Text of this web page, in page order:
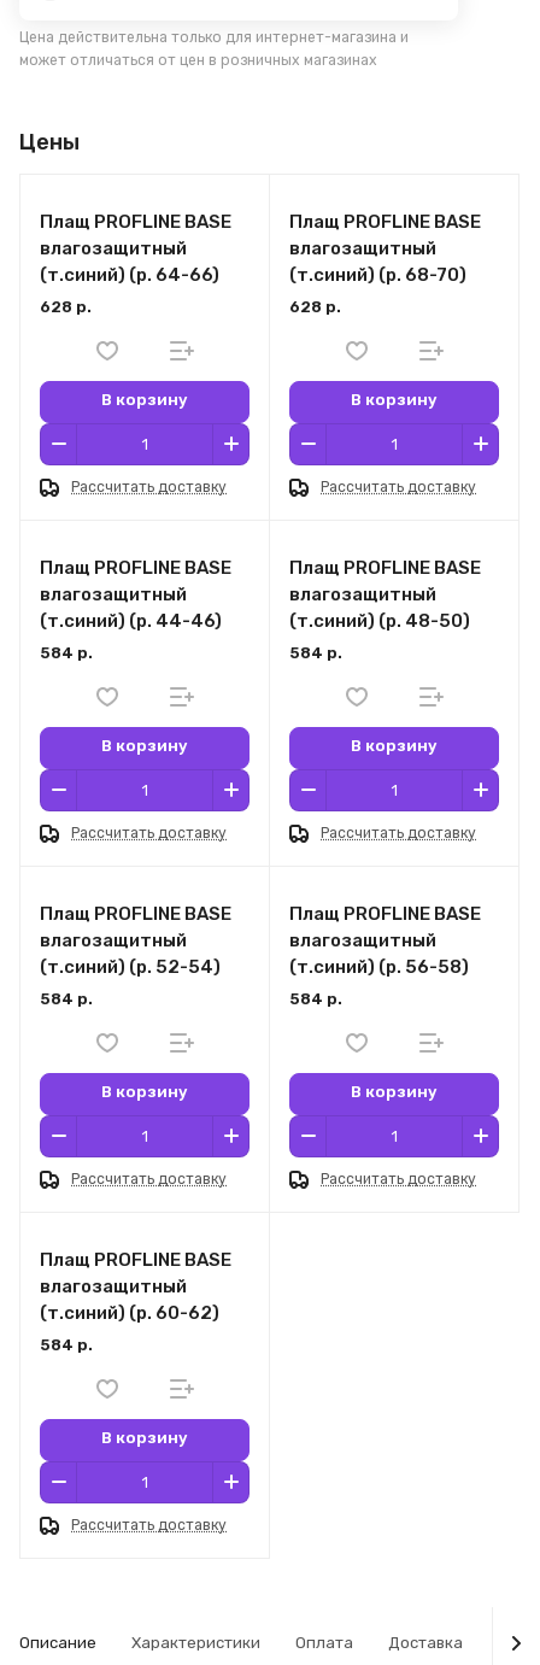
Цена действительна только для интернет-магазина и
может отличаться от цен в розничных магазинах
Цены
Плащ PROFLINE BASE
влагозащитный
(т.синий) (р. 64-66)
628 р.
В корзину
Рассчитать доставку
Плащ PROFLINE BASE
влагозащитный
(т.синий) (р. 68-70)
628 р.
В корзину
Рассчитать доставку
Плащ PROFLINE BASE
влагозащитный
(т.синий) (р. 44-46)
584 р.
В корзину
Рассчитать доставку
Плащ PROFLINE BASE
влагозащитный
(т.синий) (р. 48-50)
584 р.
В корзину
Рассчитать доставку
Плащ PROFLINE BASE
влагозащитный
(т.синий) (р. 52-54)
584 р.
В корзину
Рассчитать доставку
Плащ PROFLINE BASE
влагозащитный
(т.синий) (р. 56-58)
584 р.
В корзину
Рассчитать доставку
Плащ PROFLINE BASE
влагозащитный
(т.синий) (р. 60-62)
584 р.
В корзину
Рассчитать доставку
Описание Характеристики Оплата Доставка